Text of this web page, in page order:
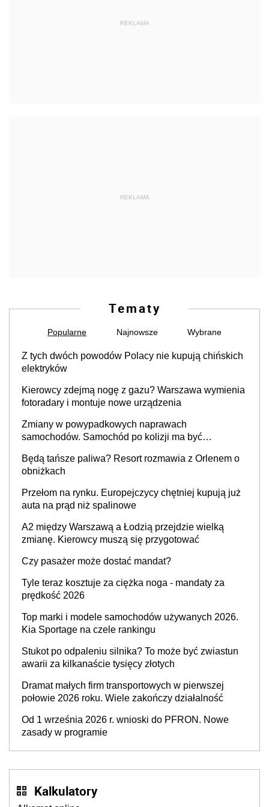
REKLAMA
REKLAMA
Tematy
Popularne Najnowsze Wybrane
Z tych dwóch powodów Polacy nie kupują chińskich
elektryków
Kierowcy zdejmą nogę z gazu? Warszawa wymienia
fotoradary i montuje nowe urządzenia
Zmiany w powypadkowych naprawach
samochodów. Samochód po kolizji ma być
producenta
Będą tańsze paliwa? Resort rozmawia z Orlenem o
obniżkach
Przełom na rynku. Europejczycy chętniej kupują już
auta na prąd niż spalinowe
A2 między Warszawą a Łodzią przejdzie wielką
zmianę. Kierowcy muszą się przygotować
Czy pasażer może dostać mandat?
Tyle teraz kosztuje za ciężka noga - mandaty za
prędkość 2026
Top marki i modele samochodów używanych 2026.
Kia Sportage na czele rankingu
Stukot po odpaleniu silnika? To może być zwiastun
awarii za kilkanaście tysięcy złotych
Dramat małych firm transportowych w pierwszej
połowie 2026 roku. Wiele zakończy działalność
Od 1 września 2026 r. wnioski do PFRON. Nowe
zasady w programie
Kalkulatory